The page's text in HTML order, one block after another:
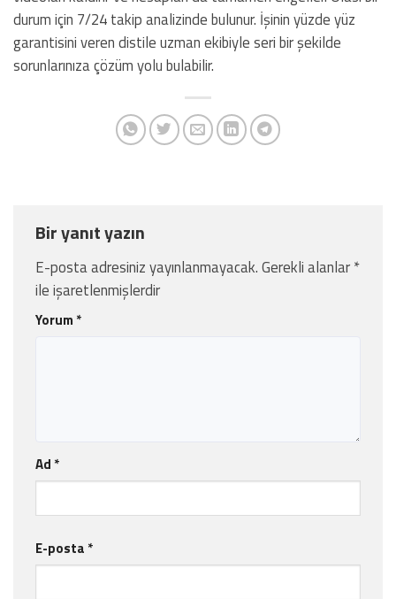
durum için 7/24 takip analizinde bulunur. İşinin yüzde yüz
garantisini veren distile uzman ekibiyle seri bir şekilde
sorunlarınıza çözüm yolu bulabilir.
Bir yanıt yazın
E-posta adresiniz yayınlanmayacak.Gerekli alanlar*
ile işaretlenmişlerdir
Yorum *
Ad *
E-posta *